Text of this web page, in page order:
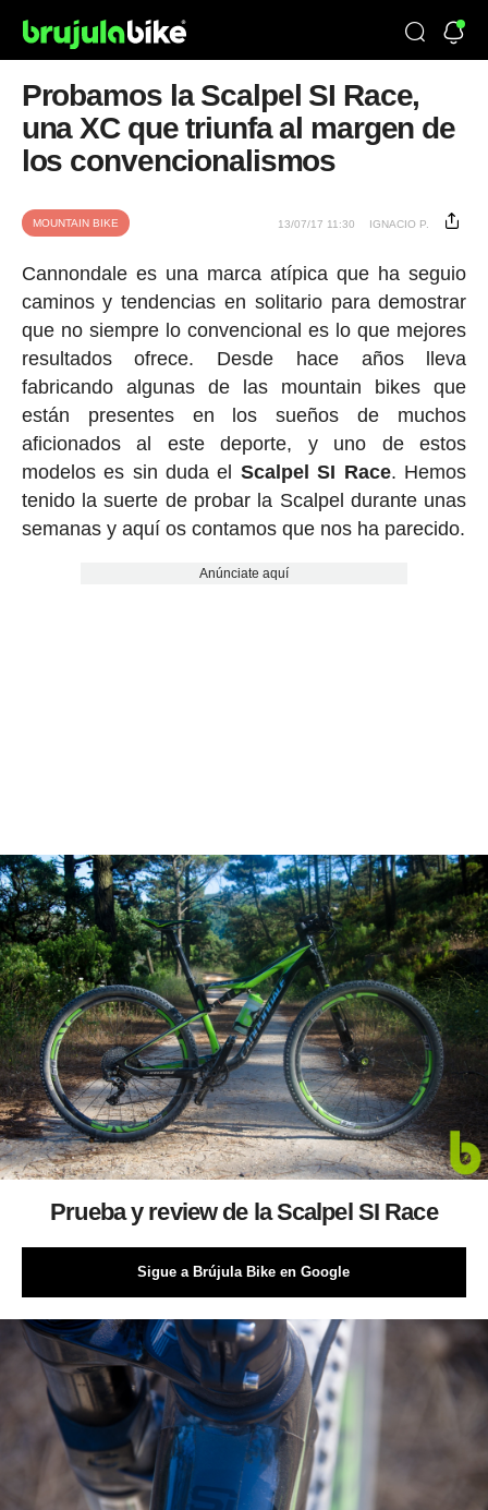
Probamos la Scalpel SI Race,
una XC que triunfa al margen de
los convencionalismos
MOUNTAIN BIKE 13/07/17 11:30 IGNACIO P.
Cannondale es una marca atípica que ha seguio
caminos y tendencias en solitario para demostrar
que no siempre lo convencional es lo que mejores
resultados ofrece. Desde hace años lleva
fabricando algunas de las mountain bikes que
están presentes en los sueños de muchos
aficionados al este deporte, y uno de estos
modelos es sin duda el Scalpel SI Race. Hemos
tenido la suerte de probar la Scalpel durante unas
semanas y aquí os contamos que nos ha parecido.
Anúnciate aquí
Prueba y review de la Scalpel SI Race
Sigue a Brújula Bike en Google